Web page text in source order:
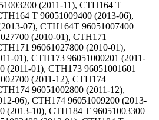
(2011-11), CTH164 T
T 96051009400 (2013-06),
07), CTH164T 96051007400
(2010-01), CTH171
96061027800 (2010-01),
01), CTH173 96051000201 (2011-
(2011-01), CTH173 96051001601
(2011-12), CTH174
96051002800 (2011-12),
06), CTH174 96051009200 (2013-
(2013-10), CTH184 T 96051003300